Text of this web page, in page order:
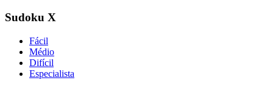
Sudoku X
Fácil
Médio
Difícil
Especialista